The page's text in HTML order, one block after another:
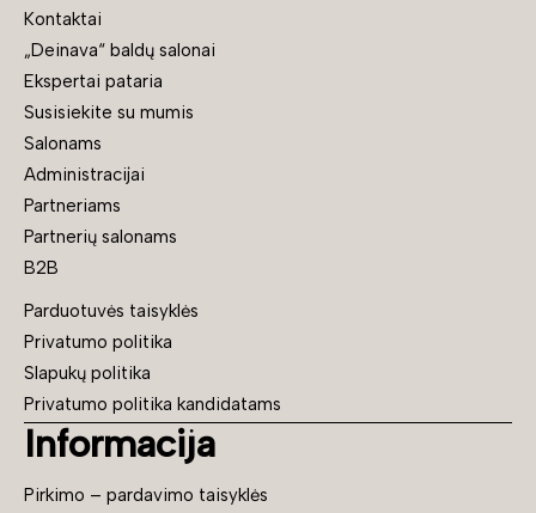
Kontaktai
„Deinava“ baldų salonai
Ekspertai pataria
Susisiekite su mumis
Salonams
Administracijai
Partneriams
Partnerių salonams
B2B
Parduotuvės taisyklės
Privatumo politika
Slapukų politika
Privatumo politika kandidatams
Informacija
Pirkimo – pardavimo taisyklės